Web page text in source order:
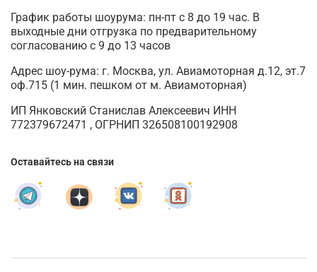
График работы шоурума: пн-пт с 8 до 19 час. В
выходные дни отгрузка по предварительному
согласованию с 9 до 13 часов
Адрес шоу-рума: г. Москва, ул. Авиамоторная д.12, эт.7
оф.715 (1 мин. пешком от м. Авиамоторная)
ИП Янковский Станислав Алексеевич ИНН
772379672471 , ОГРНИП 326508100192908
Оставайтесь на связи